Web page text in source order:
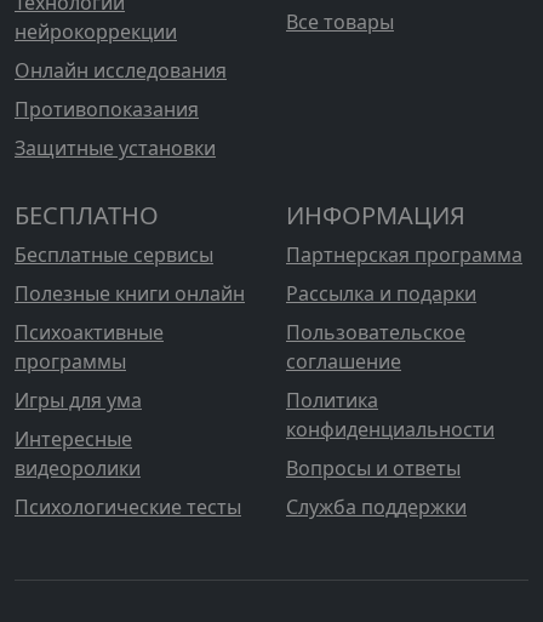
нейрокоррекции
Онлайн исследования
Противопоказания
Защитные установки
Все товары
БЕСПЛАТНО
Бесплатные сервисы
Полезные книги онлайн
Психоактивные
программы
Игры для ума
Интересные
видеоролики
Психологические тесты
ИНФОРМАЦИЯ
Партнерская программа
Рассылка и подарки
Пользовательское
соглашение
Политика
конфиденциальности
Вопросы и ответы
Служба поддержки